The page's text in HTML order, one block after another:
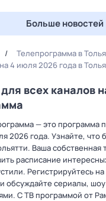
Больше новостей
Телепрограмма в
4 июля 2026 года в
всех каналов
— это программа
2026 года. Узнайте, что
Ваша собственная
расписание
Регистрируйтесь
обсуждайте сериалы,
С ТВ программой от